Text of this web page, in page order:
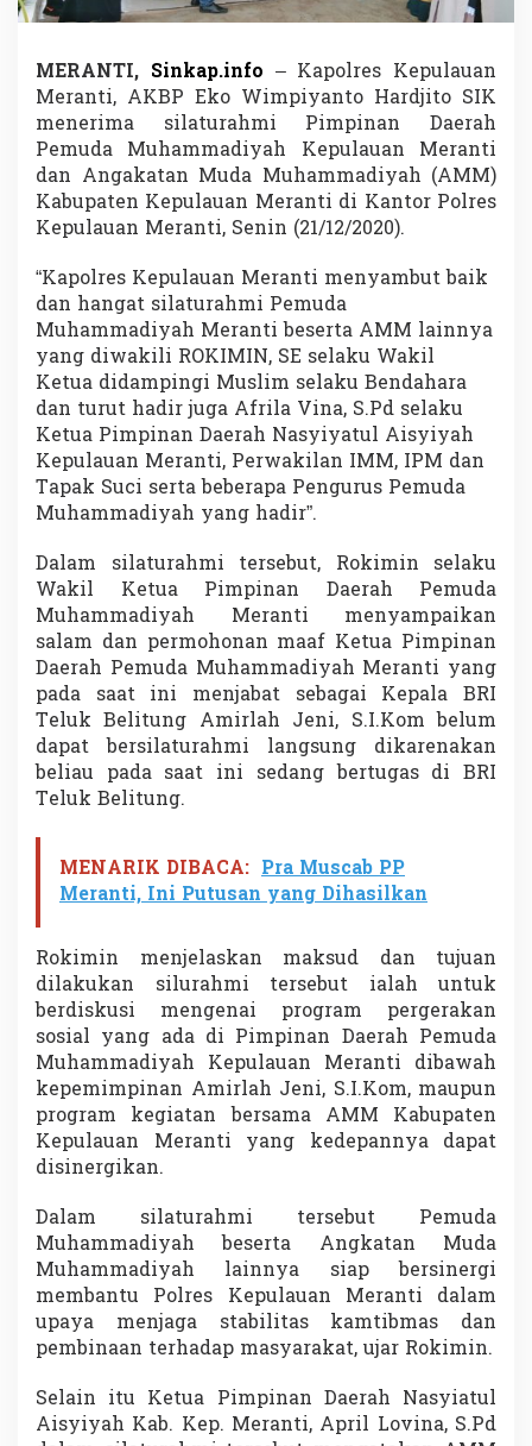
A
M
M
S
i
l
a
r
a
m
K
a
p
o
l
r
e
p
u
l
a
a
n
M
e
r
MERANTI, Sinkap.info – Kapolres Kepulauan
Meranti, AKBP Eko Wimpiyanto Hardjito SIK
menerima silaturahmi Pimpinan Daerah
Pemuda Muhammadiyah Kepulauan Meranti
dan Angakatan Muda Muhammadiyah (AMM)
Kabupaten Kepulauan Meranti di Kantor Polres
Kepulauan Meranti, Senin (21/12/2020).
“Kapolres Kepulauan Meranti menyambut baik
dan hangat silaturahmi Pemuda
Muhammadiyah Meranti beserta AMM lainnya
yang diwakili ROKIMIN, SE selaku Wakil
Ketua didampingi Muslim selaku Bendahara
dan turut hadir juga Afrila Vina, S.Pd selaku
Ketua Pimpinan Daerah Nasyiyatul Aisyiyah
Kepulauan Meranti, Perwakilan IMM, IPM dan
Tapak Suci serta beberapa Pengurus Pemuda
Muhammadiyah yang hadir”.
Dalam silaturahmi tersebut, Rokimin selaku
Wakil Ketua Pimpinan Daerah Pemuda
Muhammadiyah Meranti menyampaikan
salam dan permohonan maaf Ketua Pimpinan
Daerah Pemuda Muhammadiyah Meranti yang
pada saat ini menjabat sebagai Kepala BRI
Teluk Belitung Amirlah Jeni, S.I.Kom belum
dapat bersilaturahmi langsung dikarenakan
beliau pada saat ini sedang bertugas di BRI
Teluk Belitung.
MENARIK DIBACA: Pra Muscab PP
Meranti, Ini Putusan yang Dihasilkan
Rokimin menjelaskan maksud dan tujuan
dilakukan silurahmi tersebut ialah untuk
berdiskusi mengenai program pergerakan
sosial yang ada di Pimpinan Daerah Pemuda
Muhammadiyah Kepulauan Meranti dibawah
kepemimpinan Amirlah Jeni, S.I.Kom, maupun
program kegiatan bersama AMM Kabupaten
Kepulauan Meranti yang kedepannya dapat
disinergikan.
Dalam silaturahmi tersebut Pemuda
Muhammadiyah beserta Angkatan Muda
Muhammadiyah lainnya siap bersinergi
membantu Polres Kepulauan Meranti dalam
upaya menjaga stabilitas kamtibmas dan
pembinaan terhadap masyarakat, ujar Rokimin.
Selain itu Ketua Pimpinan Daerah Nasyiatul
Aisyiyah Kab. Kep. Meranti, April Lovina, S.Pd